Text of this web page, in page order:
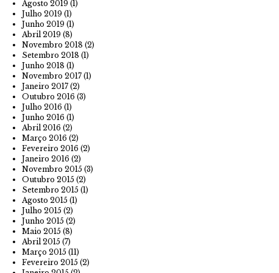
Agosto 2019 (1)
Julho 2019 (1)
Junho 2019 (1)
Abril 2019 (8)
Novembro 2018 (2)
Setembro 2018 (1)
Junho 2018 (1)
Novembro 2017 (1)
Janeiro 2017 (2)
Outubro 2016 (3)
Julho 2016 (1)
Junho 2016 (1)
Abril 2016 (2)
Março 2016 (2)
Fevereiro 2016 (2)
Janeiro 2016 (2)
Novembro 2015 (3)
Outubro 2015 (2)
Setembro 2015 (1)
Agosto 2015 (1)
Julho 2015 (2)
Junho 2015 (2)
Maio 2015 (8)
Abril 2015 (7)
Março 2015 (11)
Fevereiro 2015 (2)